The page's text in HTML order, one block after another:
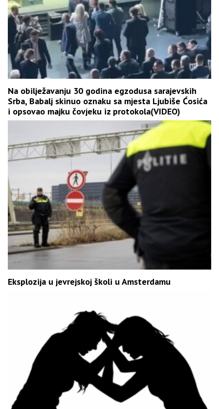
Na obilježavanju 30 godina egzodusa sarajevskih
Srba, Babalj skinuo oznaku sa mjesta Ljubiše Ćosića
i opsovao majku čovjeku iz protokola(VIDEO)
Eksplozija u jevrejskoj školi u Amsterdamu